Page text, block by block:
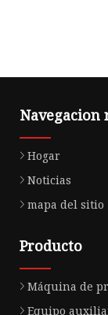
Navegacion
Hogar
Noticias
mapa del sitio
Producto
Máquina de
Equipo